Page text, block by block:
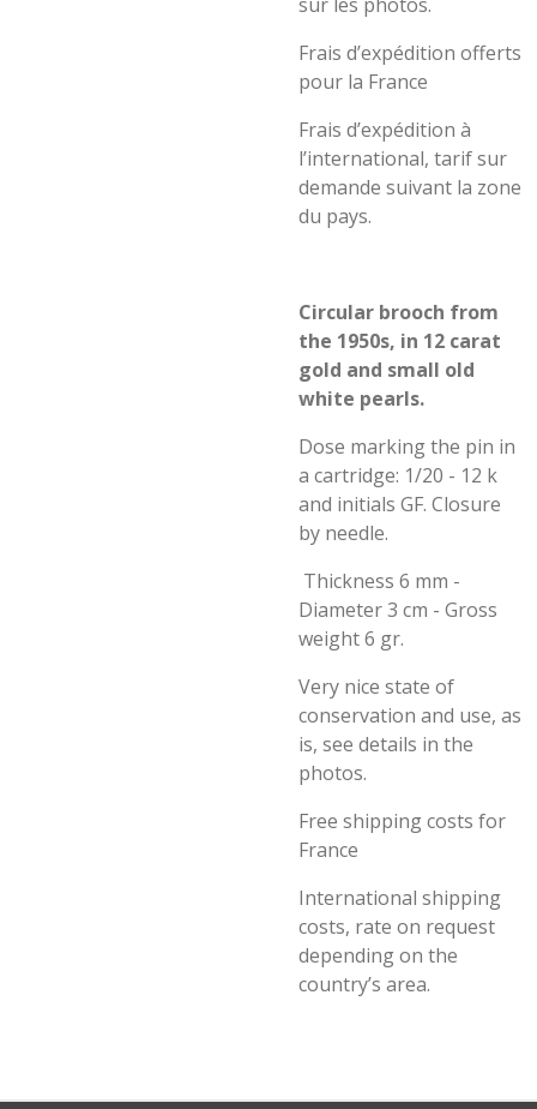
Frais d’expédition offerts
pour la France
Frais d’expédition à
l’international, tarif sur
demande suivant la zone
du pays.
Circular brooch from
the 1950s, in 12 carat
gold and small old
white pearls.
Dose marking the pin in
a cartridge: 1/20 - 12 k
and initials GF. Closure
by needle.
Thickness 6 mm -
Diameter 3 cm - Gross
weight 6 gr.
Very nice state of
conservation and use, as
is, see details in the
photos.
Free shipping costs for
France
International shipping
costs, rate on request
depending on the
country’s area.